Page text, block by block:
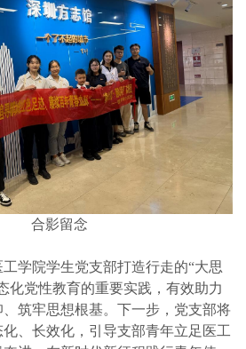
合影留念
学院学生党支部打造行走的“大思
化党性教育的重要实践，有效助力
筑牢思想根基。下一步，党支部将
、长效化，引导支部青年立足医工